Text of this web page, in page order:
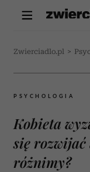
Zwierciadlo.pl >
PSYCHOLOGIA
Kobieta
się
różnimy?